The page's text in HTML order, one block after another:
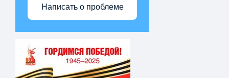
Написать о проблеме